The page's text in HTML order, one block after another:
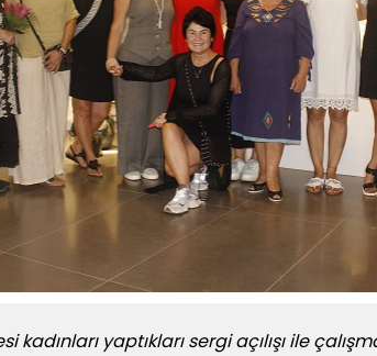
kadınları yaptıkları sergi açılışı ile